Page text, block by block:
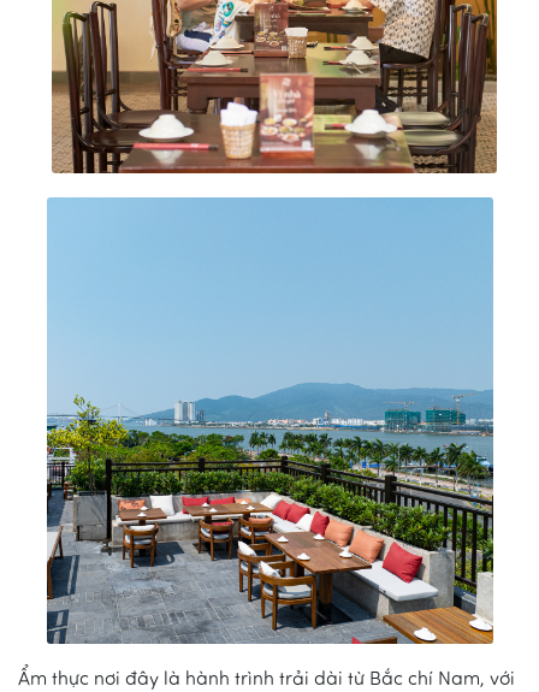
Ẩm thực nơi đây là hành trình trải dài từ Bắc chí Nam, với